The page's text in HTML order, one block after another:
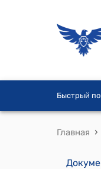
Быстрый
Главная ›